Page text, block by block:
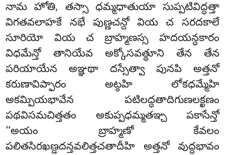
నామ హోతి, తస్సా ధమ్మధాతుయా సుప్పటివిద్ధత్తా
విగతవలాహకే నభే పుణ్ణచన్దో వియ చ సరదకాలే
సూరియో వియ చ బ్రాహ్మణస్స హదయన్ధకారం
విధమేన్తో తానియేవ అక్కోసవత్థూని తేన తేన
పరియాయేన అఞ్ఞథా దస్సేత్వా పునపి అత్తనో
కరుణావిప్ఫారం అట్ఠహి లోకధమ్మేహి
అకమ్పియభావేన పటిలద్ధతాదిగుణలక్ఖణం
పథవిసమచిత్తతం అకుప్పధమ్మతఞ్చ పకాసేన్తో
‘‘అయం బ్రాహ్మణో కేవలం
పలితసిరఖణ్డదన్తవలిత్తచతాదీహి అత్తనో వుద్ధభావం